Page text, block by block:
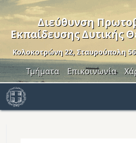
Παράκαμψη προς το κυρίως
Διεύθυνση
Εκπαίδευσης Δυτικής
Κολοκοτρώνη 22, Σταυρούπολη
Τμήματα Επικοινωνία